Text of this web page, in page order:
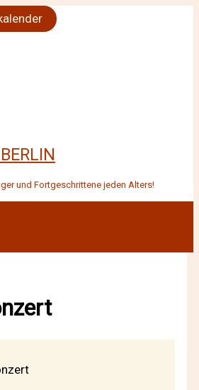
und Fortgeschrittene jeden Alters!